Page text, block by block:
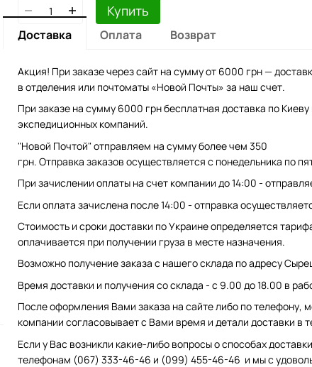
Купить
Доставка Оплата Возврат
Акция! При заказе через сайт на сумму от 6000 грн —
в отделения или почтоматы «Новой Почты» за наш счет.
При заказе на сумму 6000 грн бесплатная доставка по Киеву
экспедиционных компаний.
"Новой Почтой" отправляем на сумму более чем 350
грн. Отправка заказов осуществляется с понедельника по
При зачислении оплаты на счет компании до 14:00 -
Если оплата зачислена после 14:00 - отправка
Стоимость и сроки доставки по Украине определяется
оплачивается при получении груза в месте назначения.
Возможно получение заказа с нашего склада по адресу
Время доставки и получения со склада - с 9.00 до 18.00 в
После оформления Вами заказа на сайте либо по телефону,
компании согласовывает с Вами время и детали доставки в
Если у Вас возникли какие-либо вопросы о способах
телефонам (067) 333-46-46 и (099) 455-46-46 и мы с